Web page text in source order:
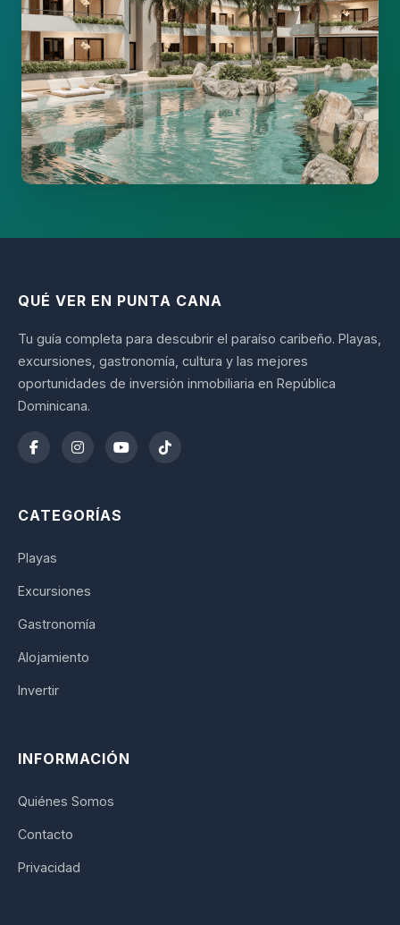
QUÉ VER EN PUNTA CANA
Tu guía completa para descubrir el paraíso caribeño. Playas,
excursiones, gastronomía, cultura y las mejores
oportunidades de inversión inmobiliaria en República
Dominicana.
CATEGORÍAS
Playas
Excursiones
Gastronomía
Alojamiento
Invertir
INFORMACIÓN
Quiénes Somos
Contacto
Privacidad